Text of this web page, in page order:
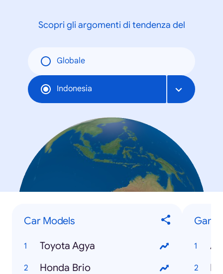
Scopri gli argomenti di tendenza del
Globale
Indonesia
Car Models
Toyota Agya
Honda Brio